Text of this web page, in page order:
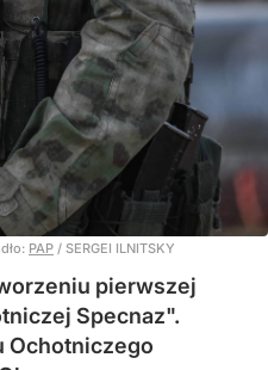
PAP / SERGEI ILNITSKY
pierwszej
Specnaz".
Ochotniczego